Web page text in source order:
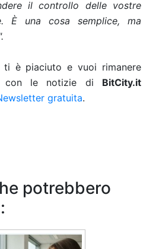
il controllo delle vostre
È una cosa semplice, ma
ti è piaciuto e vuoi rimanere
con le notizie di BitCity.it
gratuita.
potrebbero